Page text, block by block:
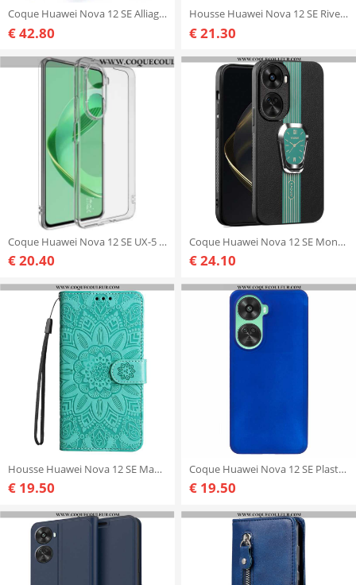
Coque Huawei Nova 12 SE Alliage d'Aluminium
€ 42.80
Housse Huawei Nova 12 SE Rivet et Lanière
€ 21.30
Coque Huawei Nova 12 SE UX-5 Série IMAK
€ 20.40
Coque Huawei Nova 12 SE Montre KADEM
€ 24.10
Housse Huawei Nova 12 SE Mandala à Lanière
€ 19.50
Coque Huawei Nova 12 SE Plastique Rigide
€ 19.50